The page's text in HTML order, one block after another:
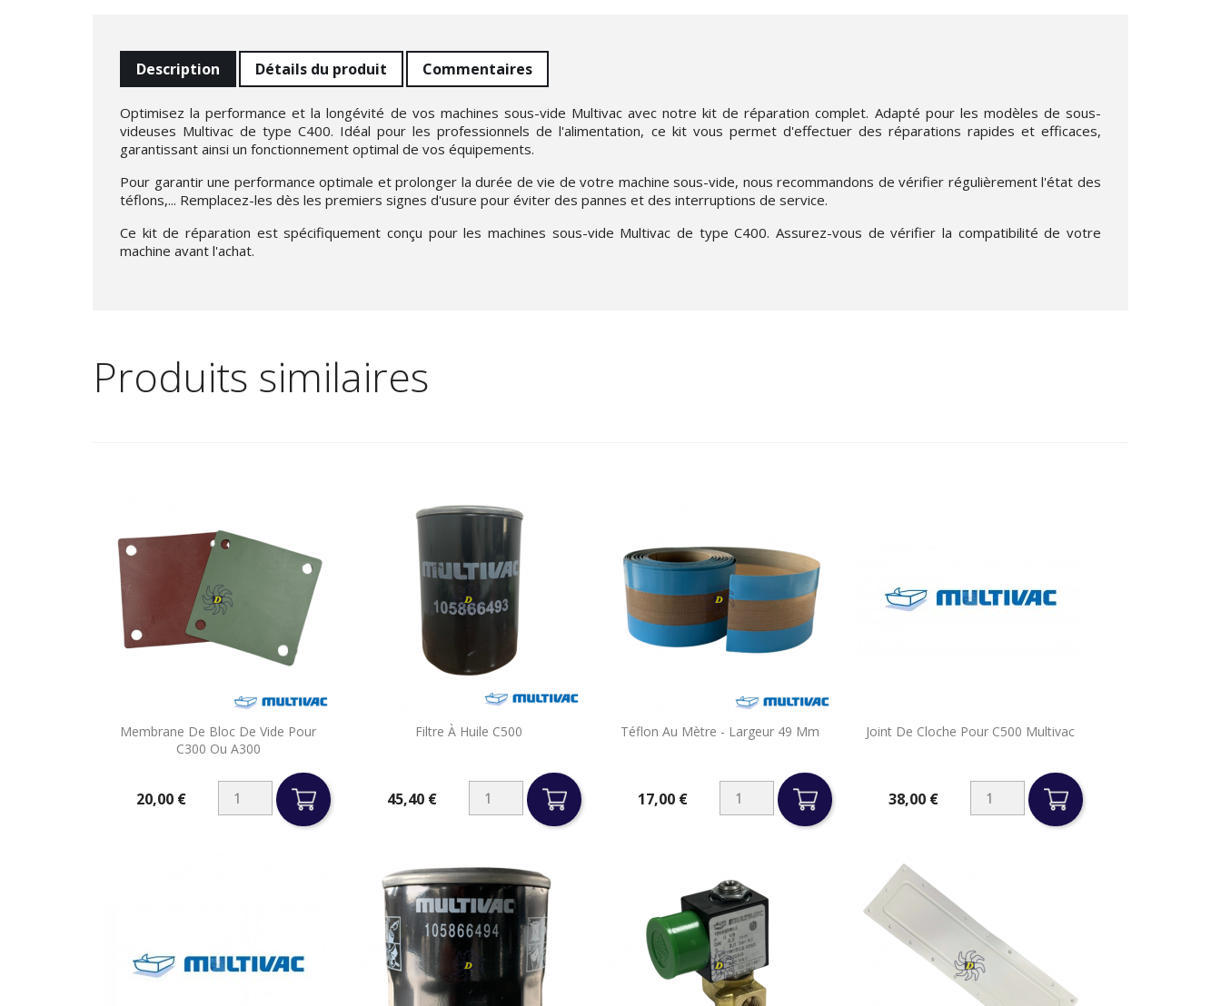
Description Détails du produit Commentaires
Optimisez la performance et la longévité de vos machines sous-vide Multivac avec notre kit de réparation complet. Adapté pour les modèles de sous-
videuses Multivac de type C400. Idéal pour les professionnels de l'alimentation, ce kit vous permet d'effectuer des réparations rapides et efficaces,
garantissant ainsi un fonctionnement optimal de vos équipements.
Pour garantir une performance optimale et prolonger la durée de vie de votre machine sous-vide, nous recommandons de vérifier régulièrement l'état des
téflons,... Remplacez-les dès les premiers signes d'usure pour éviter des pannes et des interruptions de service.
Ce kit de réparation est spécifiquement conçu pour les machines sous-vide Multivac de type C400. Assurez-vous de vérifier la compatibilité de votre
machine avant l'achat.
Produits similaires
Membrane De Bloc De Vide Pour
C300 Ou A300
20,00 €
 Aperçu rapide Filtre À Huile C500
45,40 €
Aperçu rapide Téflon Au Mètre - Largeur 49 Mm
17,00 €
Aperçu rapide Joint De Cloche Pour C500 Multivac
38,00 €
Aperçu rapide